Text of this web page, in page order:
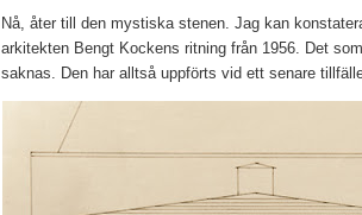
Nå, åter till den mystiska stenen. Jag kan
arkitekten Bengt Kockens ritning från 1956. Det
saknas. Den har alltså uppförts vid ett senare